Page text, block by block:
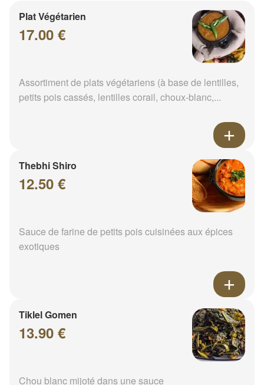
Plat Végétarien
17.00 €
Assortiment de plats végétariens (à base de lentilles,
petits pois cassés, lentilles corail, choux-blanc,...
Thebhi Shiro
12.50 €
Sauce de farine de petits pois cuisinées aux épices
exotiques
Tiklel Gomen
13.90 €
Chou blanc mijoté dans une sauce